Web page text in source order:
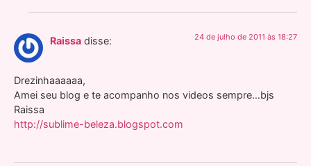
Raissa disse: 24 de julho de 2011 às 18:27
Drezinhaaaaaa,
Amei seu blog e te acompanho nos videos sempre…bjs
Raissa
http://sublime-beleza.blogspot.com